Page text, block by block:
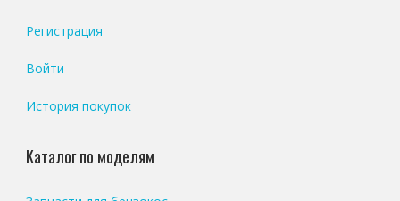
Регистрация
Войти
История покупок
Каталог по моделям